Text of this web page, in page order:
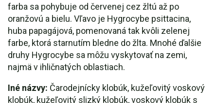
farba sa pohybuje od červenej cez žltú až po
oranžovú a bielu. Vľavo je Hygrocybe psittacina,
huba papagájová, pomenovaná tak kvôli zelenej
farbe, ktorá starnutím bledne do žlta. Mnohé ďalšie
druhy Hygrocybe sa môžu vyskytovať na zemi,
najmä v ihličnatých oblastiach.
Iné názvy: Čarodejnícky klobúk, kužeľovitý voskový
klobúk, kužeľovitý slizký klobúk, voskový klobúk s